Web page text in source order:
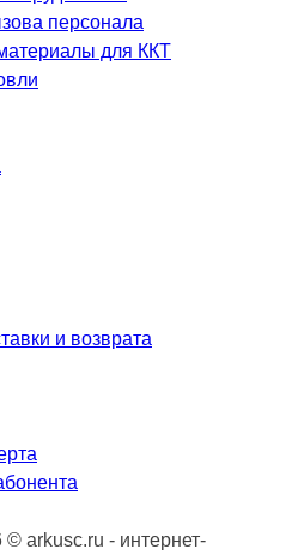
персонала
для ККТ
и возврата
arkusc.ru - интернет-